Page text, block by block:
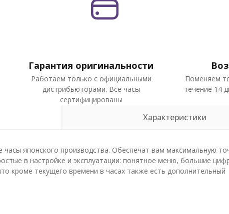
Гарантия оригинальности
Работаем только с официальными
дистрибьюторами. Все часы
сертифицированы
Поменяем
течение 14
Характеристики
часы японского производства. Обеспечат вам максимальную
в настройке и эксплуатации: понятное меню, большие
кроме текущего времени в часах также есть дополнительный